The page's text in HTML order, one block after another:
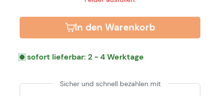
In den Warenkorb
sofort lieferbar: 2 - 4 Werktage
Sicher und schnell bezahlen mit